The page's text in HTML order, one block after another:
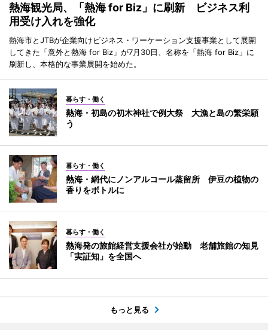
熱海観光局、「熱海 for Biz」に刷新 ビジネス利
用受け入れを強化
熱海市とJTBが企業向けビジネス・ワーケーション支援事業として展開
してきた「意外と熱海 for Biz」が7月30日、名称を「熱海 for Biz」に
刷新し、本格的な事業展開を始めた。
暮らす・働く
熱海・初島の初木神社で例大祭 大漁と島の繁栄願
う
暮らす・働く
熱海・網代にノンアルコール蒸留所 伊豆の植物の
香りをボトルに
暮らす・働く
熱海発の旅館経営支援会社が始動 老舗旅館の知見
「実証知」を全国へ
もっと見る